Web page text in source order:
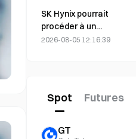
monde en juin-juillet
SK Hynix pourrait
procéder à un
fractionnement de ses
2026-08-05 12:16:39
Spot Futures
GT